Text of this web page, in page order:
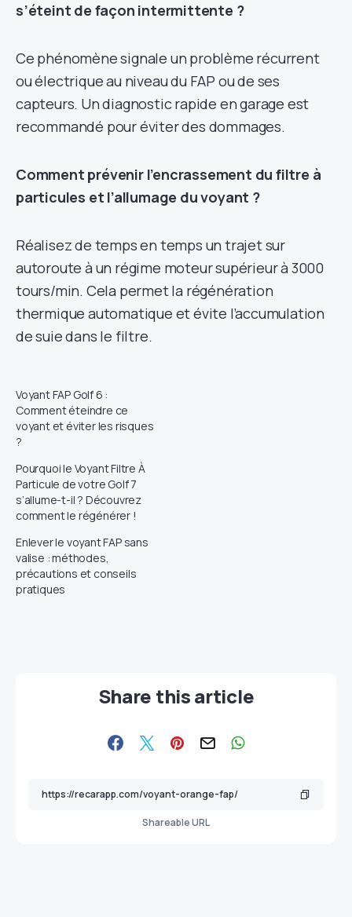
s’éteint de façon intermittente ?
Ce phénomène signale un problème récurrent
ou électrique au niveau du FAP ou de ses
capteurs. Un diagnostic rapide en garage est
recommandé pour éviter des dommages.
Comment prévenir l’encrassement du filtre à
particules et l’allumage du voyant ?
Réalisez de temps en temps un trajet sur
autoroute à un régime moteur supérieur à 3000
tours/min. Cela permet la régénération
thermique automatique et évite l’accumulation
de suie dans le filtre.
Voyant FAP Golf 6 :
Comment éteindre ce
voyant et éviter les risques
?
Pourquoi le Voyant Filtre À
Particule de votre Golf 7
s’allume-t-il ? Découvrez
comment le régénérer !
Enlever le voyant FAP sans
valise : méthodes,
précautions et conseils
pratiques
Share this article
Shareable URL